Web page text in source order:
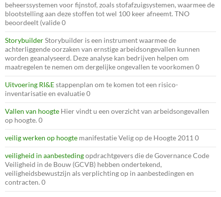
beheerssystemen voor fijnstof, zoals stofafzuigsystemen, waarmee de
blootstelling aan deze stoffen tot wel 100 keer afneemt. TNO
beoordeelt (valide 0
StorybuilderStorybuilder is een instrument waarmee de
achterliggende oorzaken van ernstige arbeidsongevallen kunnen
worden geanalyseerd. Deze analyse kan bedrijven helpen om
maatregelen te nemen om dergelijke ongevallen te voorkomen 0
Uitvoering RI&Estappenplan om te komen tot een risico-
inventarisatie en evaluatie 0
Vallen van hoogte Hier vindt u een overzicht van arbeidsongevallen
op hoogte. 0
veilig werken op hoogte manifestatie Velig op de Hoogte 2011 0
veiligheid in aanbestedingopdrachtgevers die de Governance Code
Veiligheid in de Bouw (GCVB) hebben ondertekend,
veiligheidsbewustzijn als verplichting op in aanbestedingen en
contracten. 0